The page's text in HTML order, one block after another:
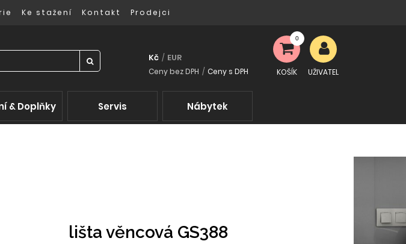
Ke stažení Kontakt Prodejci
0
KOŠÍK UŽIVATEL
Kč / EUR
Ceny bez DPH / Ceny s DPH
& Doplňky Servis Nábytek
lišta věncová GS388